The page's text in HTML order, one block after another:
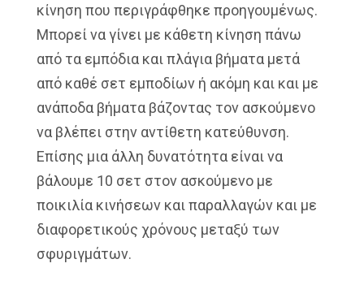
κίνηση που περιγράφθηκε προηγουμένως.
Μπορεί να γίνει με κάθετη κίνηση πάνω
από τα εμπόδια και πλάγια βήματα μετά
από καθέ σετ εμποδίων ή ακόμη και και με
ανάποδα βήματα βάζοντας τον ασκούμενο
να βλέπει στην αντίθετη κατεύθυνση.
Επίσης μια άλλη δυνατότητα είναι να
βάλουμε 10 σετ στον ασκούμενο με
ποικιλία κινήσεων και παραλλαγών και με
διαφορετικούς χρόνους μεταξύ των
σφυριγμάτων.